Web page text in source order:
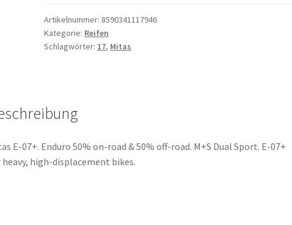
Artikelnummer: 8590341117946
Kategorie: Reifen
Schlagwörter: 17, Mitas
E-07+. Enduro 50% on-road & 50% off-road. M+S Dual Sport. E-07+
high-displacement bikes.